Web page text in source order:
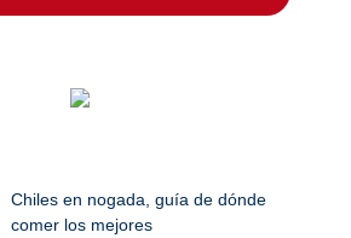
Chiles en nogada, guía de dónde
comer los mejores